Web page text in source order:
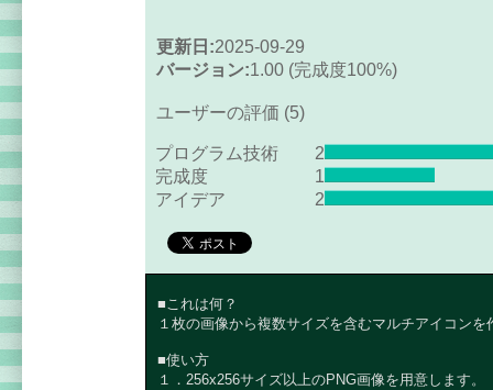
更新日:2025-09-29
バージョン:1.00 (完成度100%)
ユーザーの評価 (5)
プログラム技術
2
完成度
1
アイデア
2
■これは何？
１枚の画像から複数サイズを含むマルチアイコン
■使い方
１．256x256サイズ以上のPNG画像を用意します。